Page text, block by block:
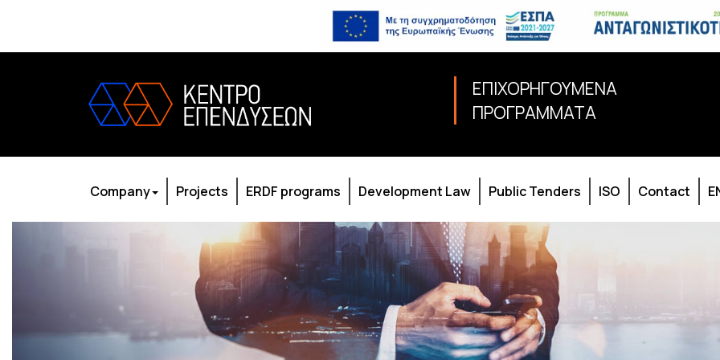
ΕΠΙΧΟΡΗΓΟΥΜΕΝΑ
ΠΡΟΓΡΑΜΜΑΤΑ
Company Projects ERDF programs Development Law Public Tenders ISO Contact